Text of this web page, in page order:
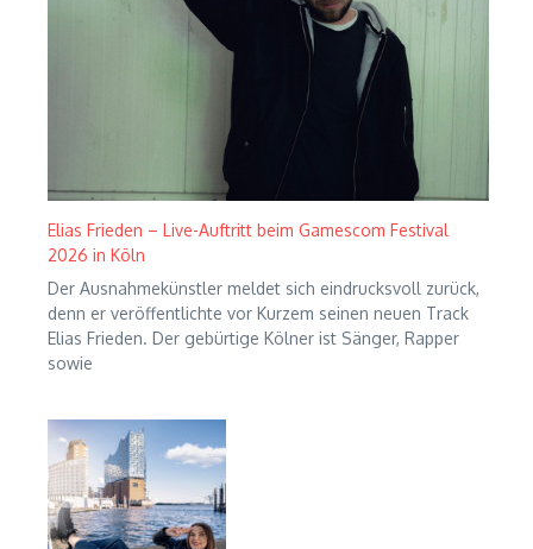
Elias Frieden – Live-Auftritt beim Gamescom Festival
2026 in Köln
Der Ausnahmekünstler meldet sich eindrucksvoll zurück,
denn er veröffentlichte vor Kurzem seinen neuen Track
Elias Frieden. Der gebürtige Kölner ist Sänger, Rapper
sowie